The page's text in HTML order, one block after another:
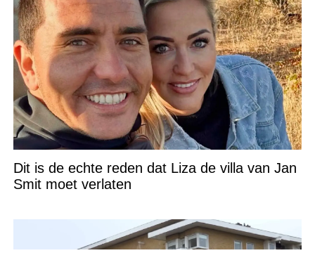
Dit is de echte reden dat Liza de villa van Jan
Smit moet verlaten